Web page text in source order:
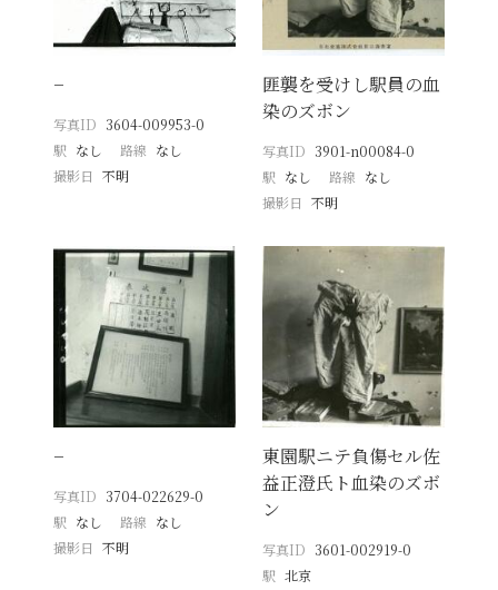
−
写真ID 3604-009953-0
駅 なし 路線 なし
撮影日
不明
匪襲を受けし駅員の血
染のズボン
写真ID 3901-n00084-0
駅 なし 路線 なし
撮影日 不明
−
写真ID 3704-022629-0
駅 なし 路線 なし
撮影日
不明
東園駅ニテ負傷セル佐
益正澄氏ト血染のズボ
ン
写真ID 3601-002919-0
駅 北京